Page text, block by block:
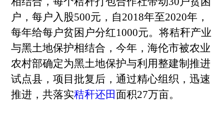
户，每户入股500元，自2018年至2020年，
每年给每户贫困户分红1000元。将秸秆产业
与黑土地保护相结合，今年，海伦市被农业
农村部确定为黑土地保护与利用整建制推进
试点县，项目批复后，通过精心组织，迅速
推进，共落实秸秆还田面积27万亩。